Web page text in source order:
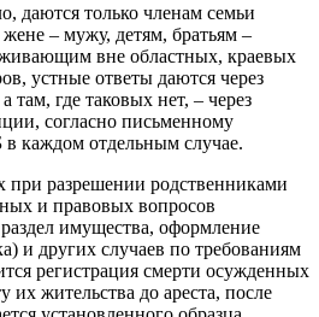
даются только членам семьи
– мужу, детям, братьям –
вне областных, краевых
устные ответы даются через
где таковых нет, – через
согласно письменному
каждом отдельным случае.
при разрешении родственниками
и правовых вопросов
имущества, оформление
и других случаев по требованиям
регистрация смерти осужденных
жительства до ареста, после